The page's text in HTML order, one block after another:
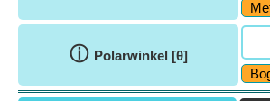
ⓘ Polarwinkel [θ]